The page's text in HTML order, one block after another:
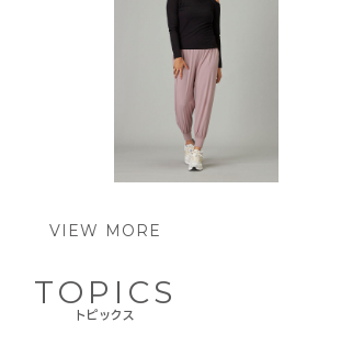
VIEW MORE
トピックス
TOPICS